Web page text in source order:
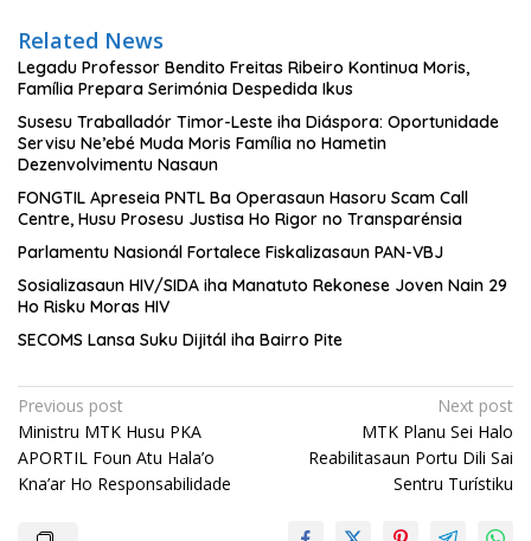
Related News
Legadu Professor Bendito Freitas Ribeiro Kontinua Moris,
Família Prepara Serimónia Despedida Ikus
Susesu Traballadór Timor-Leste iha Diáspora: Oportunidade
Servisu Ne’ebé Muda Moris Família no Hametin
Dezenvolvimentu Nasaun
FONGTIL Apreseia PNTL Ba Operasaun Hasoru Scam Call
Centre, Husu Prosesu Justisa Ho Rigor no Transparénsia
Parlamentu Nasionál Fortalece Fiskalizasaun PAN-VBJ
Sosializasaun HIV/SIDA iha Manatuto Rekonese Joven Nain 29
Ho Risku Moras HIV
SECOMS Lansa Suku Dijitál iha Bairro Pite
Post
navigation
Previous post
Ministru MTK Husu PKA
APORTIL Foun Atu Hala’o
Kna’ar Ho Responsabilidade
Next post
MTK Planu Sei Halo
Reabilitasaun Portu Dili Sai
Sentru Turístiku